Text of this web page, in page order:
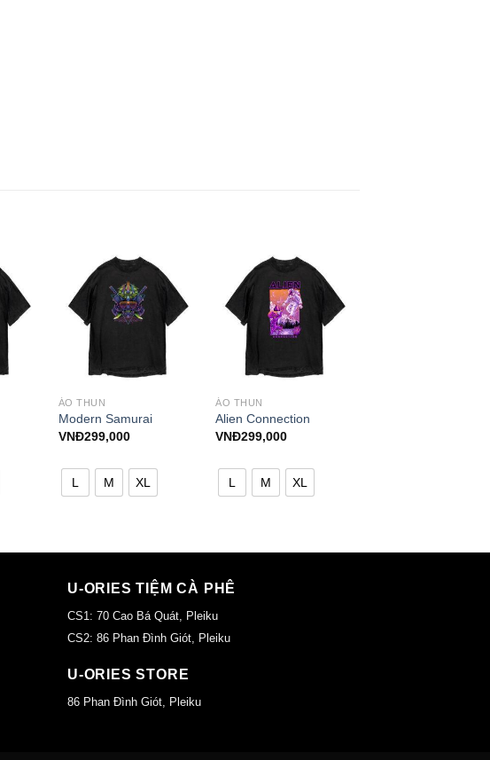
ÁO THUN
Modern Samurai
VNĐ299,000
L M XL
ÁO THUN
Alien Connection
VNĐ299,000
L M XL
U-ORIES TIỆM CÀ PHÊ
CS1: 70 Cao Bá Quát, Pleiku
CS2: 86 Phan Đình Giót, Pleiku
U-ORIES STORE
86 Phan Đình Giót, Pleiku